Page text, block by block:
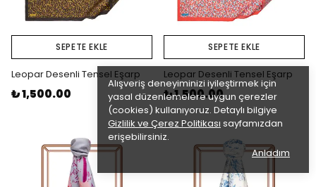
Alışveriş deneyiminizi iyileştirmek için
yasal düzenlemelere uygun çerezler
(cookies) kullanıyoruz. Detaylı bilgiye
Gizlilik ve Çerez Politikası sayfamızdan
erişebilirsiniz.
Anladım
SEPETE EKLE
Leopar Desenli Tensel Eşarp
₺ 1,500.00
SEPETE EKLE
Leopar Desenli Tensel Eşarp
₺ 1,500.00